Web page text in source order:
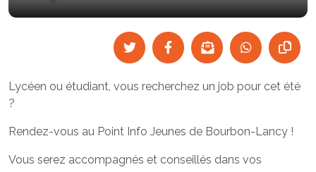
Lycéen ou étudiant, vous recherchez un job pour cet été
?
Rendez-vous au Point Info Jeunes de Bourbon-Lancy !
Vous serez accompagnés et conseillés dans vos